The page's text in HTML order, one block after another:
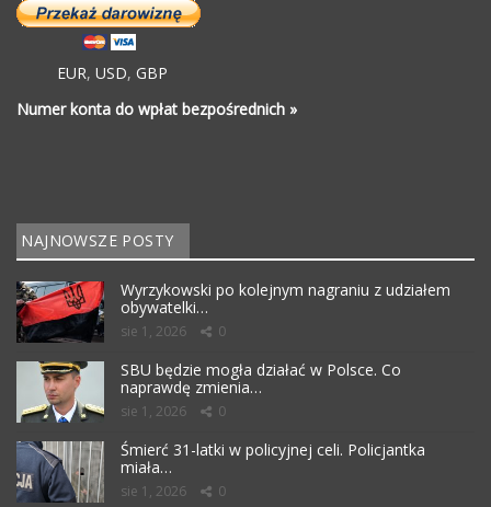
EUR, USD, GBP
Numer konta do wpłat bezpośrednich »
NAJNOWSZE POSTY
Wyrzykowski po kolejnym nagraniu z udziałem
obywatelki…
sie 1, 2026 0
SBU będzie mogła działać w Polsce. Co
naprawdę zmienia…
sie 1, 2026 0
Śmierć 31-latki w policyjnej celi. Policjantka
miała…
sie 1, 2026 0